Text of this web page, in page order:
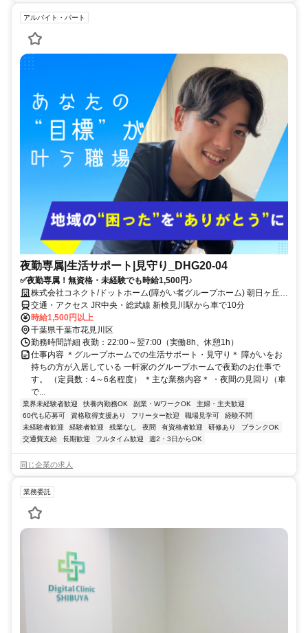
アルバイト・パート
夜勤専属|生活サポート|見守り_DHG20-04
✅夜勤専属！無資格・未経験でも時給1,500円♪
株式会社コネクト/ドットホーム(障がい者グループホーム) 朝日ヶ丘第
1
交通・アクセス JR中央・総武線 新検見川駅から車で10分
時給1,500円以上
千葉県千葉市花見川区
勤務時間詳細 夜勤：22:00～翌7:00（実働8h、休憩1h）
仕事内容 ＊グループホームでの生活サポート・見守り＊ 障がいをお
持ちの方が入居している 一軒家のグループホームで夜勤のお仕事で
す。 （定員数：4～6名程度） ＊主な業務内容＊ ・夜間の見回り（車
で...
業界未経験者歓迎 扶養内勤務OK 副業・WワークOK
主婦・主夫歓迎
60代も応募可
資格取得支援あり フリーター歓迎 職場見学可
経験不問
未経験者歓迎
経験者歓迎 残業なし 夜間 有資格者歓迎 研修あり
ブランクOK
交通費支給
長期歓迎 フルタイム歓迎 週2・3日からOK
同じ企業の求人
業務委託